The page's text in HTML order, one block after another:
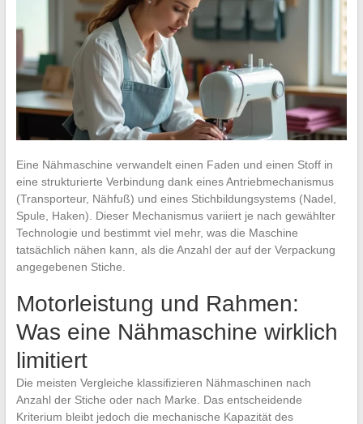
Eine Nähmaschine verwandelt einen Faden und einen Stoff in
eine strukturierte Verbindung dank eines Antriebmechanismus
(Transporteur, Nähfuß) und eines Stichbildungsystems (Nadel,
Spule, Haken). Dieser Mechanismus variiert je nach gewählter
Technologie und bestimmt viel mehr, was die Maschine
tatsächlich nähen kann, als die Anzahl der auf der Verpackung
angegebenen Stiche.
Motorleistung und Rahmen:
Was eine Nähmaschine wirklich
limitiert
Die meisten Vergleiche klassifizieren Nähmaschinen nach
Anzahl der Stiche oder nach Marke. Das entscheidende
Kriterium bleibt jedoch die mechanische Kapazität des